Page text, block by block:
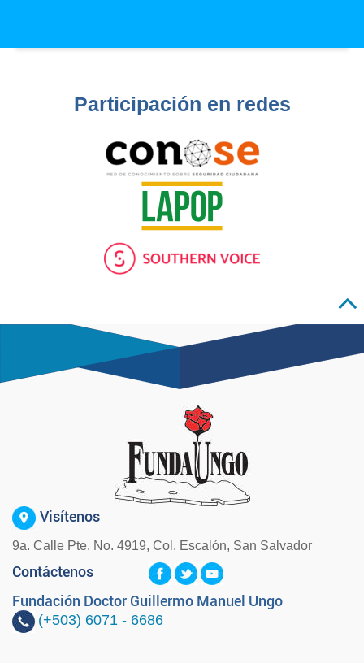
Participación en redes
Visítenos
9a. Calle Pte. No. 4919, Col. Escalón, San Salvador
Contáctenos
Fundación Doctor Guillermo Manuel Ungo
(+503) 6071 - 6686